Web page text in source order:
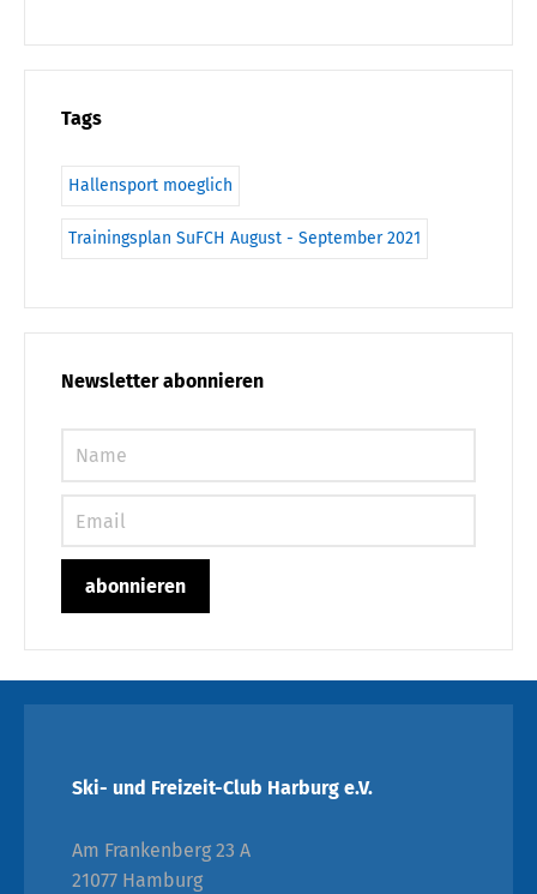
Tags
Hallensport moeglich
Trainingsplan SuFCH August - September 2021
Newsletter abonnieren
Ski- und Freizeit-Club Harburg e.V.
Am Frankenberg 23 A
21077 Hamburg